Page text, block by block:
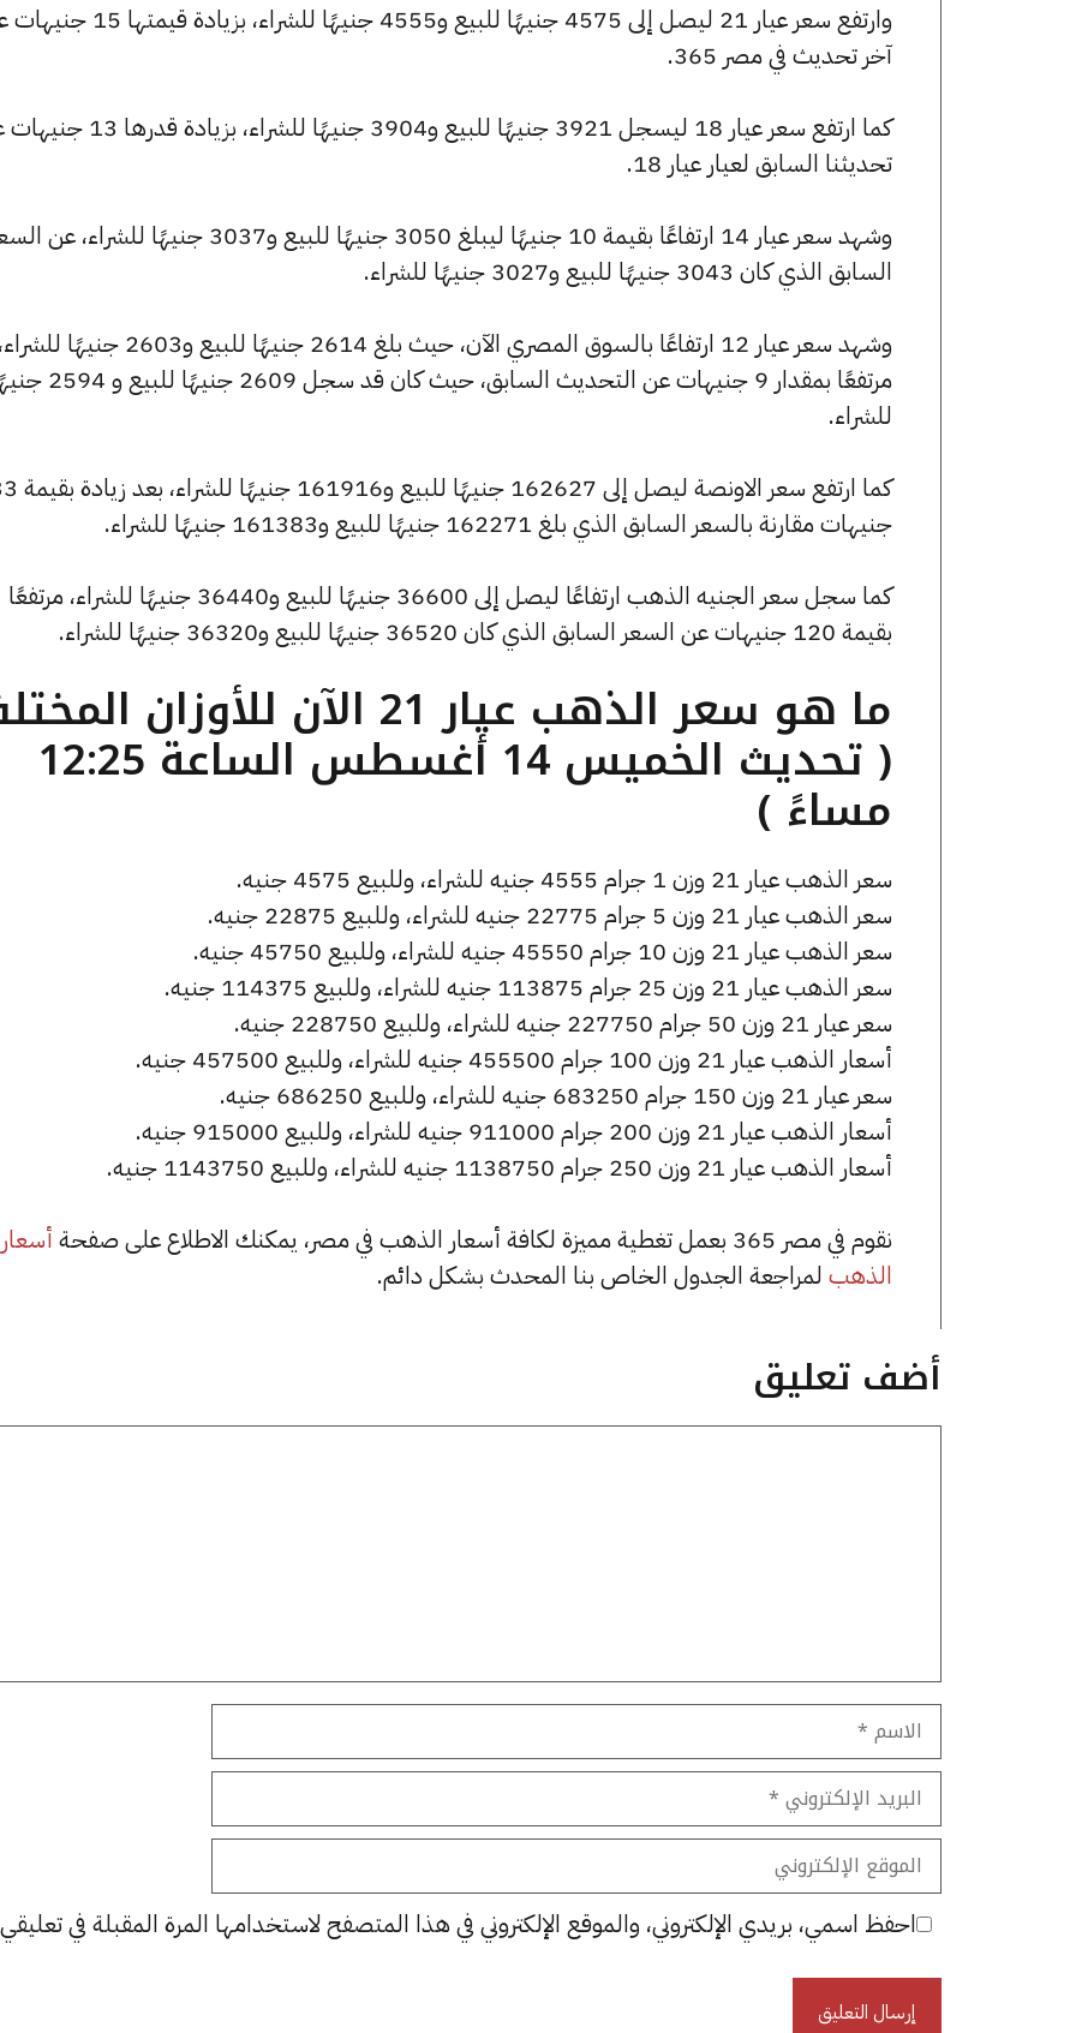
وارتفع سعر عيار 21 ليصل إلى 4575 جنيهًا للبيع و4555 جنيهًا للشراء،
آخر تحديث في مصر 365.
كما ارتفع سعر عيار 18 ليسجل 3921 جنيهًا للبيع و3904 جنيهًا للشراء،
تحديثنا السابق لعيار عيار 18.
وشهد سعر عيار 14 ارتفاعًا بقيمة 10 جنيهًا ليبلغ 3050 جنيهًا للبيع و3037 جنيهًا للشراء،
السابق الذي كان 3043 جنيهًا للبيع و3027 جنيهًا للشراء.
وشهد سعر عيار 12 ارتفاعًا بالسوق المصري الآن، حيث بلغ 2614 جنيهًا للبيع و2603 جنيهًا للشراء،
مرتفعًا بمقدار 9 جنيهات عن التحديث السابق، حيث كان قد سجل
للشراء.
كما ارتفع سعر الاونصة
جنيهات مقارنة بالسعر السابق الذي بلغ 162271 جنيهًا للبيع و161383 جنيهًا للشراء.
كما سجل سعر الجنيه الذهب ارتفاعًا ليصل إلى 36600 جنيهًا للبيع و36440 جنيهًا للشراء، مرتفعًا
بقيمة 120 جنيهات عن السعر السابق الذي كان 36520 جنيهًا للبيع و36320 جنيهًا للشراء.
ما هو سعر الذهب عيار 21 الآن للأوزان
( تحديث الخميس 14 أغسطس الساعة 12:25
مساءً )
سعر الذهب عيار 21 وزن 1 جرام 4555 جنيه للشراء، وللبيع 4575 جنيه.
سعر الذهب عيار 21 وزن 5 جرام 22775 جنيه للشراء، وللبيع 22875 جنيه.
سعر الذهب عيار 21 وزن 10 جرام 45550 جنيه للشراء، وللبيع 45750 جنيه.
سعر الذهب عيار 21 وزن 25 جرام 113875 جنيه للشراء، وللبيع 114375 جنيه.
سعر عيار 21 وزن 50 جرام 227750 جنيه للشراء، وللبيع 228750 جنيه.
أسعار الذهب عيار 21 وزن 100 جرام 455500 جنيه للشراء، وللبيع 457500 جنيه.
سعر عيار 21 وزن 150 جرام 683250 جنيه للشراء، وللبيع 686250 جنيه.
أسعار الذهب عيار 21 وزن 200 جرام 911000 جنيه للشراء، وللبيع 915000 جنيه.
أسعار الذهب عيار 21 وزن 250 جرام 1138750 جنيه للشراء، وللبيع 1143750 جنيه.
نقوم في مصر 365 بعمل تغطية مميزة لكافة أسعار الذهب في مصر، يمكنك الاطلاع على صفحة
أسعار
الذهب لمراجعة الجدول الخاص بنا المحدث بشكل دائم.
أضف تعليق
الاسم
البريد
الإلكتروني
الموقع
الإلكتروني
احفظ اسمي، بريدي الإلكتروني، والموقع الإلكتروني في هذا المتصفح لاستخدامها المرة المقبلة في